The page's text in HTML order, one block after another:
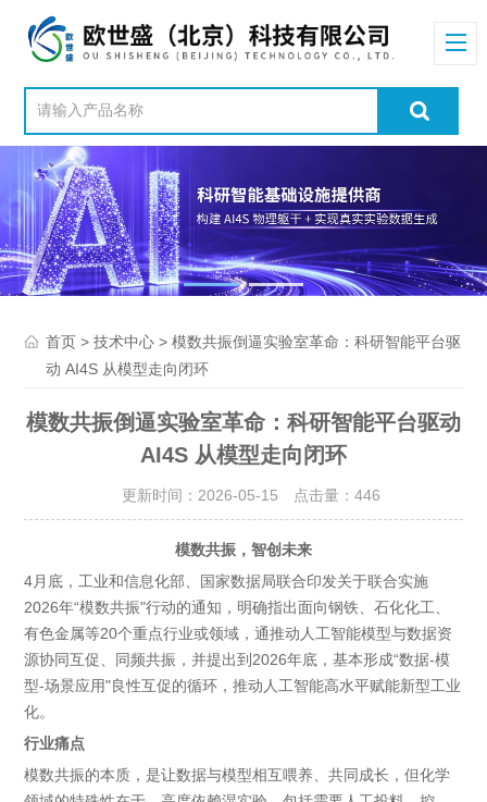
首页 >技术中心 > 模数共振倒逼实验室革命：科研智能平台驱
动 AI4S 从模型走向闭环
模数共振倒逼实验室革命：科研智能平台驱动
AI4S 从模型走向闭环
更新时间：2026-05-15 点击量： 446
模数共振，智创未来
4月底，工业和信息化部、国家数据局联合印发关于联合实施
2026年“模数共振"行动的通知，明确指出面向钢铁、石化化工、
有色金属等20个重点行业或领域，通推动人工智能模型与数据资
源协同互促、同频共振，并提出到2026年底，基本形成“数据-模
型-场景应用"良性互促的循环，推动人工智能高水平赋能新型工业
化。
行业痛点
模数共振的本质，是让数据与模型相互喂养、共同成长，但化学